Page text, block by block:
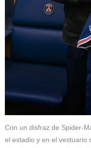
Con un disfraz de Spider-
el estadio y en el vestuario